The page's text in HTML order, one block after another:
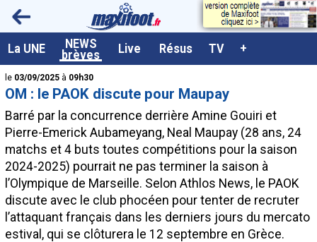
La UNE NEWS
brèves Live Résus TV +
<
le 03/09/2025 à 09h30
OM : le PAOK discute pour Maupay
Barré par la concurrence derrière Amine Gouiri et
Pierre-Emerick Aubameyang, Neal Maupay (28 ans, 24
matchs et 4 buts toutes compétitions pour la saison
2024-2025) pourrait ne pas terminer la saison à
l’Olympique de Marseille. Selon Athlos News, le PAOK
discute avec le club phocéen pour tenter de recruter
l’attaquant français dans les derniers jours du mercato
estival, qui se clôturera le 12 septembre en Grèce.
A la UNE
Dernières brèves
Live / Matchs en direct
Résultats et Classements
Class. buteurs européens
Programme TV foot
Vidéos
Sondages